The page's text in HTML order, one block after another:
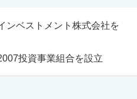
ンベストメント株式会社を
投資事業組合を設立